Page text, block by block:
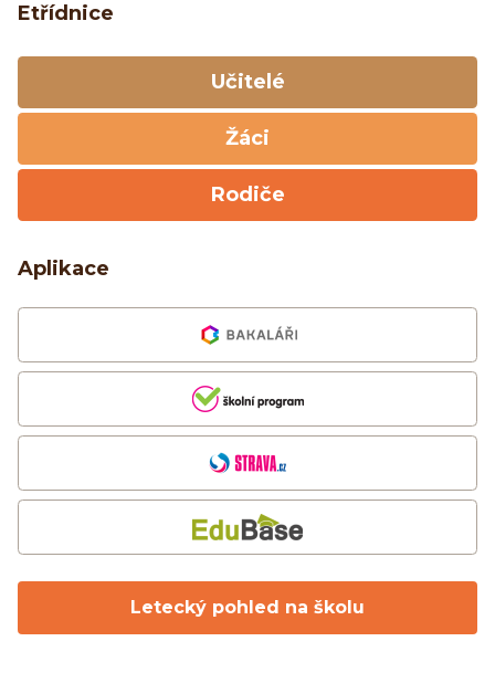
Etřídnice
Učitelé
Žáci
Rodiče
Aplikace
Letecký pohled na školu